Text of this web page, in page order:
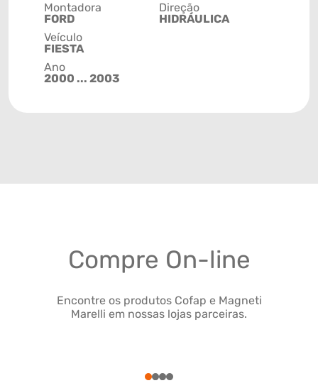
Montadora
FORD
Veículo
FIESTA
Ano
2000 ... 2003
Direção
HIDRÁULICA
Compre On-line
Encontre os produtos Cofap e Magneti
Marelli em nossas lojas parceiras.
1234